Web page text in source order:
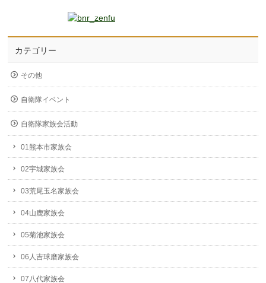
カテゴリー
その他
自衛隊イベント
自衛隊家族会活動
01熊本市家族会
02宇城家族会
03荒尾玉名家族会
04山鹿家族会
05菊池家族会
06人吉球磨家族会
07八代家族会